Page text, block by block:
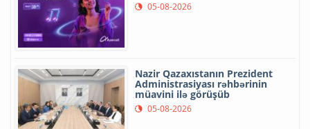
05-08-2026
Nazir Qazaxıstanın Prezident
Administrasiyası rəhbərinin
müavini ilə görüşüb
05-08-2026